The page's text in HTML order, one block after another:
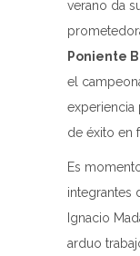
verano da
Poniente
el
experiencia
de éxito en
Es
integrantes
Ignacio
arduo